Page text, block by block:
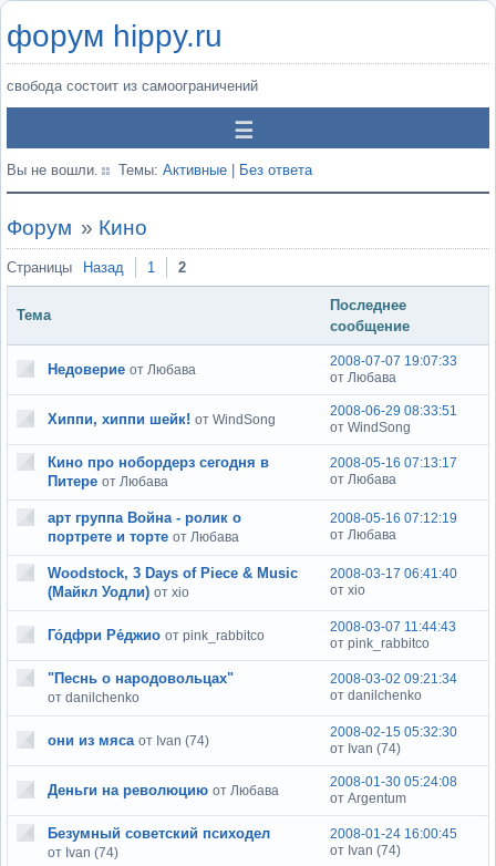
форум hippy.ru
свобода состоит из самоограничений
Вы не вошли. Темы: Активные Без ответа
Форум » Кино
Страницы Назад 1 2
Тема
Последнее
сообщение
Недоверие от Любава
2008-07-07 19:07:33
от Любава
Хиппи, хиппи шейк! от WindSong
2008-06-29 08:33:51
от WindSong
Кино про нобордерз сегодня в
Питере от Любава
2008-05-16 07:13:17
от Любава
арт группа Война - ролик о
портрете и торте от Любава
2008-05-16 07:12:19
от Любава
Woodstock, 3 Days of Piece & Music
(Майкл Уодли) от xio
2008-03-17 06:41:40
от xio
Го́дфри Ре́джио от pink_rabbitco
2008-03-07 11:44:43
от pink_rabbitco
"Песнь о народовольцах"
от danilchenko
2008-03-02 09:21:34
от danilchenko
они из мяса от Ivan (74)
2008-02-15 05:32:30
от Ivan (74)
Деньги на революцию от Любава
2008-01-30 05:24:08
от Argentum
Безумный советский психодел
от Ivan (74)
2008-01-24 16:00:45
от Ivan (74)